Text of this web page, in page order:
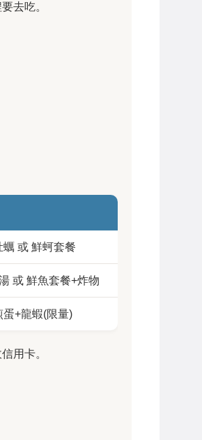
去吃。
或 鮮蚵套餐
或 鮮魚套餐+炸物
+龍蝦(限量)
用卡。